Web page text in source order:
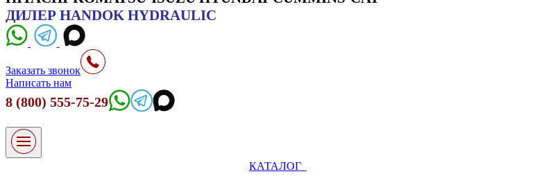
ДИЛЕР HANDOK HYDRAULIC
Заказать звонок
Написать нам
8 (800) 555-75-29
КАТАЛОГ